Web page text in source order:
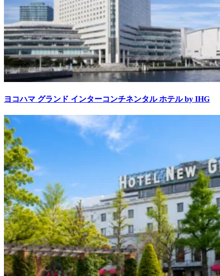
ヨコハマ グランド インターコンチネンタル ホテル by IHG